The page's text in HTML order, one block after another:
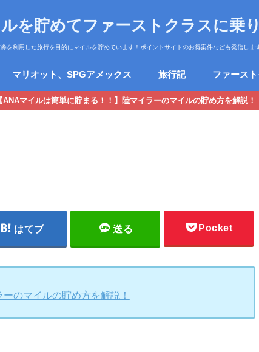
を貯めてファーストクラスに乗
を利用した旅行を目的にマイルを貯めています！ポイントサイトのお得案件なども発信しま
マリオット、SPGアメックス 旅行記 ファース
【ANAマイルは簡単に貯まる！！】陸マイラーのマイルの貯め方を解説！
はてブ 送る Pocket
のマイルの貯め方を解説！